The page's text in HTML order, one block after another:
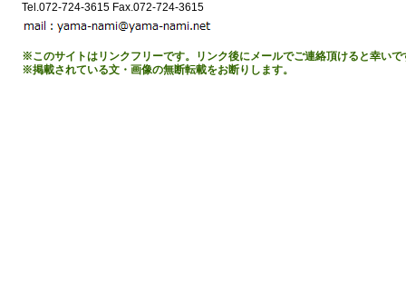
Tel.072-724-3615 Fax.072-724-3615
※このサイトはリンクフリーです。リンク後にメールでご連絡頂けると幸いで
※掲載されている文・画像の無断転載をお断りします。